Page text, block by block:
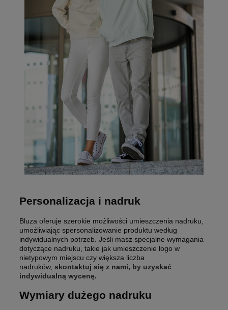
Personalizacja i nadruk
Bluza oferuje szerokie możliwości umieszczenia nadruku,
umożliwiając spersonalizowanie produktu według
indywidualnych potrzeb. Jeśli masz specjalne wymagania
dotyczące nadruku, takie jak umieszczenie logo w
nietypowym miejscu czy większa liczba
nadruków, skontaktuj się z nami, by uzyskać
indywidualną wycenę.
Wymiary dużego nadruku